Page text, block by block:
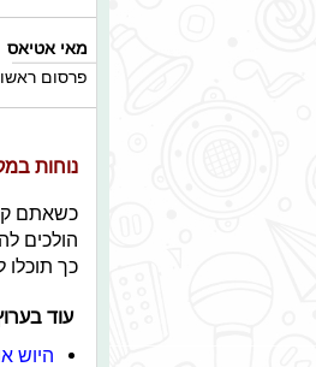
מאי אטיאס
פרסום ראשון: 11/10/2015,
נוחות
כשאתם
הולכים
כך תוכלו
עוד
היוש